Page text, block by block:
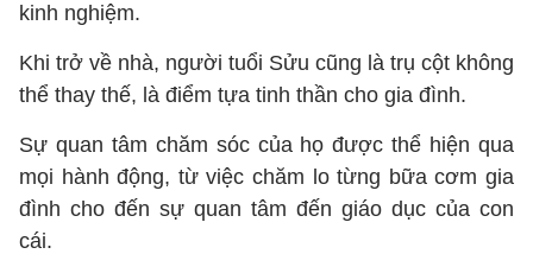
kinh nghiệm.
Khi trở về nhà, người tuổi Sửu cũng là trụ cột không
thể thay thế, là điểm tựa tinh thần cho gia đình.
Sự quan tâm chăm sóc của họ được thể hiện qua
mọi hành động, từ việc chăm lo từng bữa cơm gia
đình cho đến sự quan tâm đến giáo dục của con
cái.